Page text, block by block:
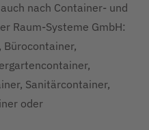
nach Container- und
Raum-Systeme GmbH:
Bürocontainer,
Sanitärcontainer,
oder